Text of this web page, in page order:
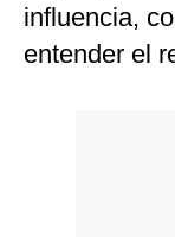
influencia,
entender el